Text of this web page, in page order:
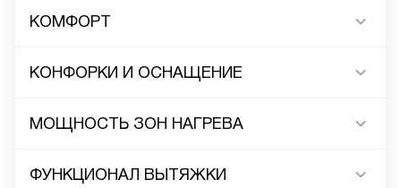
КОМФОРТ
КОНФОРКИ И ОСНАЩЕНИЕ
МОЩНОСТЬ ЗОН НАГРЕВА
ФУНКЦИОНАЛ ВЫТЯЖКИ